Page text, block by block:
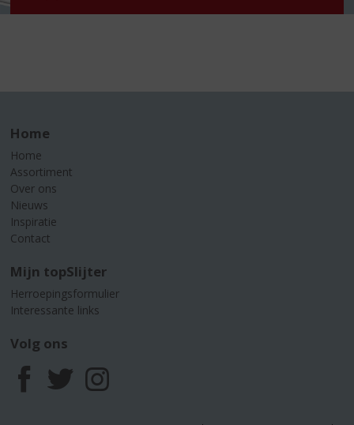
Home
Home
Assortiment
Over ons
Nieuws
Inspiratie
Contact
Mijn topSlijter
Herroepingsformulier
Interessante links
Volg ons
F
T
I